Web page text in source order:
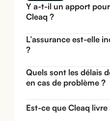
Y a-t-il un apport
Cleaq ?
L’assurance est-elle
?
Quels sont les délais
en cas de problème ?
Est-ce que Cleaq livre